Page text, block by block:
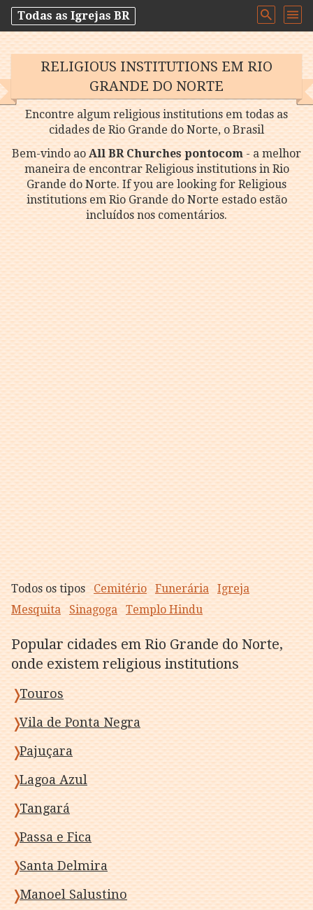
Todas as Igrejas BR
RELIGIOUS INSTITUTIONS EM RIO
GRANDE DO NORTE
Encontre algum religious institutions em todas as
cidades de Rio Grande do Norte, o Brasil
Bem-vindo aoAll BR Churches pontocom- a melhor
maneira de encontrar Religious institutions in Rio
Grande do Norte. If you are looking for Religious
institutions em Rio Grande do Norte estado estão
incluídos nos comentários.
Todos os tipos Cemitério Funerária
Igreja
Mesquita
Sinagoga Templo Hindu
Popular cidades em Rio Grande do Norte,
onde existem religious institutions
Touros
Vila de Ponta Negra
Pajuçara
Lagoa Azul
Tangará
Passa e Fica
Santa Delmira
Manoel Salustino